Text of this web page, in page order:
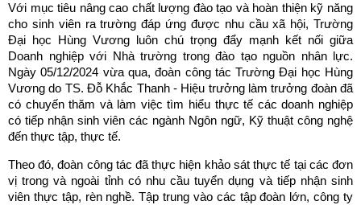
Với mục tiêu nâng cao chất lượng đào tạo và hoàn thiện kỹ năng
cho sinh viên ra trường đáp ứng được nhu cầu xã hội, Trường
Đại học Hùng Vương luôn chú trọng đẩy mạnh kết nối giữa
Doanh nghiệp với Nhà trường trong đào tạo nguồn nhân lực.
Ngày 05/12/2024 vừa qua, đoàn công tác Trường Đại học Hùng
Vương do TS. Đỗ Khắc Thanh - Hiệu trưởng làm trưởng đoàn đã
có chuyến thăm và làm việc tìm hiểu thực tế các doanh nghiệp
có tiếp nhận sinh viên các ngành Ngôn ngữ, Kỹ thuật công nghệ
đến thực tập, thực tế.
Theo đó, đoàn công tác đã thực hiện khảo sát thực tế tại các đơn
vị trong và ngoài tỉnh có nhu cầu tuyển dụng và tiếp nhận sinh
viên thực tập, rèn nghề. Tập trung vào các tập đoàn lớn, công ty